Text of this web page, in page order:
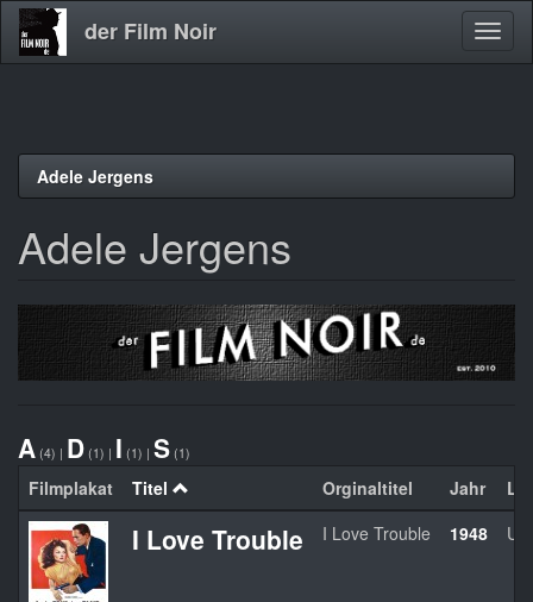
Direkt
der Film Noir
Adele Jergens
Adele Jergens
A (4) | D (1) | I (1) | S (1)
Filmplakat Titel Orginaltitel Jahr
I Love Trouble I Love Trouble 1948